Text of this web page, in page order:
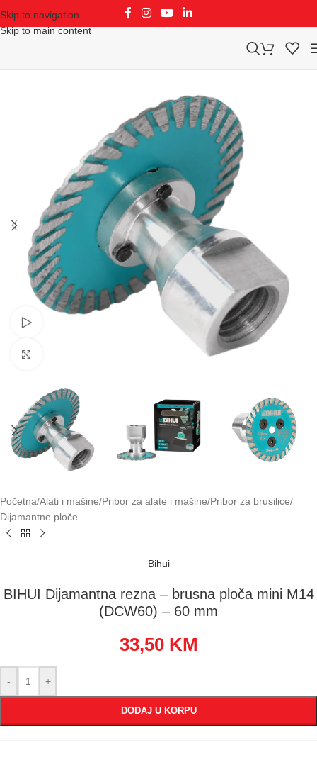
Skip to navigation
Skip to main content
Početna/Alati i mašine/Pribor za alate i mašine/Pribor za brusilice/
Dijamantne ploče
Bihui
BIHUI Dijamantna rezna – brusna ploča mini M14
(DCW60) – 60 mm
33,50 KM
- +
DODAJ U KORPU